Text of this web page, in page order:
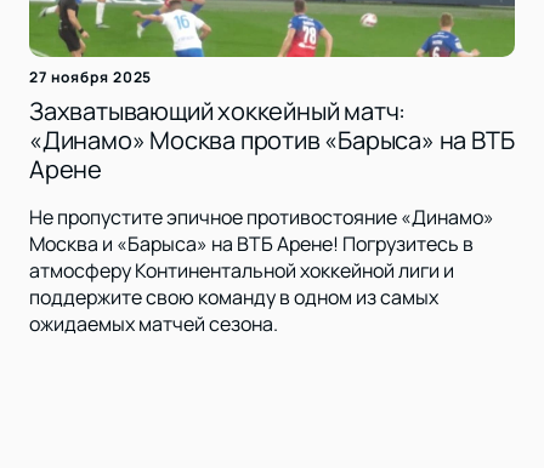
27 ноября 2025
Захватывающий хоккейный матч:
«Динамо» Москва против «Барыса» на ВТБ
Арене
Не пропустите эпичное противостояние «Динамо»
Москва и «Барыса» на ВТБ Арене! Погрузитесь в
атмосферу Континентальной хоккейной лиги и
поддержите свою команду в одном из самых
ожидаемых матчей сезона.